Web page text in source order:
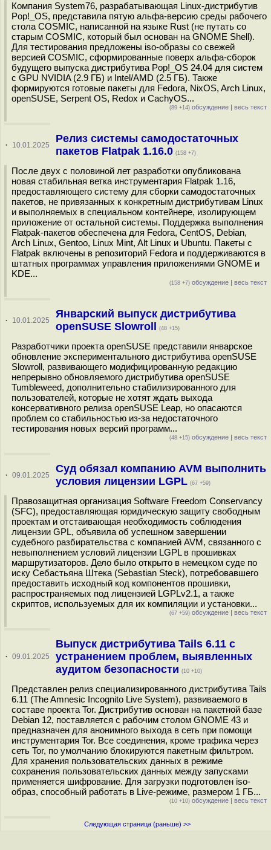
Компания System76, разрабатывающая Linux-дистрибутив
Pop!_OS, представила пятую альфа-версию среды рабочего
стола COSMIC, написанной на языке Rust (не путать со
старым COSMIC, который был основан на GNOME Shell).
Для тестирования предложены iso-образы со свежей
версией COSMIC, сформированные поверх альфа-сборок
будущего выпуска дистрибутива Pop!_OS 24.04 для систем
с GPU NVIDIA (2.9 ГБ) и Intel/AMD (2.5 ГБ). Также
формируются готовые пакеты для Fedora, NixOS, Arch Linux,
openSUSE, Serpent OS, Redox и CachyOS...
(89 +14) обсуждение | весь текст
· 10.01.2025
Релиз системы самодостаточных
пакетов Flatpak 1.16.0 (158 +7)
После двух с половиной лет разработки опубликована
новая стабильная ветка инструментария Flatpak 1.16,
предоставляющего систему для сборки самодостаточных
пакетов, не привязанных к конкретным дистрибутивам Linux
и выполняемых в специальном контейнере, изолирующем
приложение от остальной системы. Поддержка выполнения
Flatpak-пакетов обеспечена для Fedora, CentOS, Debian,
Arch Linux, Gentoo, Linux Mint, Alt Linux и Ubuntu. Пакеты с
Flatpak включены в репозиторий Fedora и поддерживаются в
штатных программах управления приложениями GNOME и
KDE...
(158 +7) обсуждение | весь текст
· 10.01.2025
Январский выпуск дистрибутива
openSUSE Slowroll
(48 +15)
Разработчики проекта openSUSE представили январское
обновление экспериментального дистрибутива openSUSE
Slowroll, развивающего модифицированную редакцию
непрерывно обновляемого дистрибутива openSUSE
Tumbleweed, дополнительно стабилизированного для
пользователей, которые не хотят ждать выхода
консервативного релиза openSUSE Leap, но опасаются
проблем со стабильностью из-за недостаточного
тестирования новых версий программ...
(48 +15) обсуждение | весь текст
· 09.01.2025
Суд обязал компанию AVM выполнить
условия лицензии LGPL (67 +59)
Правозащитная организация Software Freedom Conservancy
(SFC), предоставляющая юридическую защиту свободным
проектам и отстаивающая необходимость соблюдения
лицензии GPL, объявила об успешном завершении
судебного разбирательства с компанией AVM, связанного с
невыполнением условий лицензии LGPL в прошивках
маршрутизаторов. Дело было открыто в немецком суде по
иску Себастьяна Штека (Sebastian Steck), потребовавшего
предоставить исходный код компонентов прошивки,
распространяемых под лицензией LGPLv2.1, а также
скриптов, используемых для их компиляции и установки...
(67 +59) обсуждение | весь текст
· 09.01.2025
Выпуск дистрибутива Tails 6.11 с
устранением проблем, выявленных
аудитом безопасности (10 +10)
Представлен релиз специализированного дистрибутива Tails
6.11 (The Amnesic Incognito Live System), развиваемого в
составе проекта Tor. Дистрибутив основан на пакетной базе
Debian 12, поставляется с рабочим столом GNOME 43 и
предназначен для анонимного выхода в сеть при помощи
инструментария Tor. Все соединения, кроме трафика через
сеть Tor, по умолчанию блокируются пакетным фильтром.
Для хранения пользовательских данных в режиме
сохранения пользовательских данных между запусками
применяется шифрование. Для загрузки подготовлен iso-
образ, способный работать в Live-режиме, размером 1 ГБ...
(10 +10) обсуждение | весь текст
Следующая страница (раньше) >>